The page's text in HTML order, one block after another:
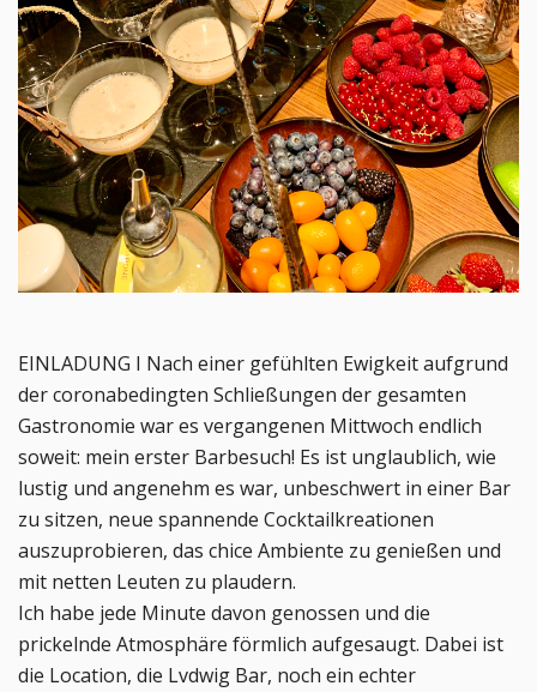
EINLADUNG I Nach einer gefühlten Ewigkeit aufgrund
der coronabedingten Schließungen der gesamten
Gastronomie war es vergangenen Mittwoch endlich
soweit: mein erster Barbesuch! Es ist unglaublich, wie
lustig und angenehm es war, unbeschwert in einer Bar
zu sitzen, neue spannende Cocktailkreationen
auszuprobieren, das chice Ambiente zu genießen und
mit netten Leuten zu plaudern.
Ich habe jede Minute davon genossen und die
prickelnde Atmosphäre förmlich aufgesaugt. Dabei ist
die Location, die Lvdwig Bar, noch ein echter